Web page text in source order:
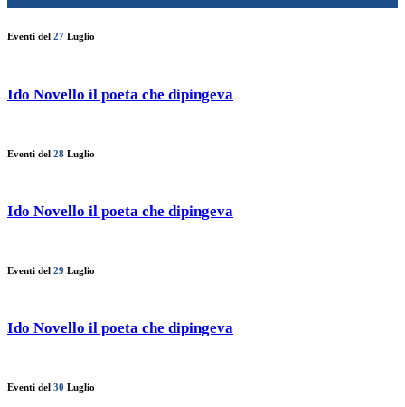
Eventi del 27 Luglio
Ido Novello il poeta che dipingeva
Eventi del 28 Luglio
Ido Novello il poeta che dipingeva
Eventi del 29 Luglio
Ido Novello il poeta che dipingeva
Eventi del 30 Luglio